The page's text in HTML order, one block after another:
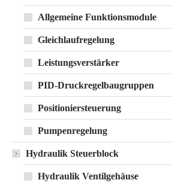
Allgemeine Funktionsmodule
Gleichlaufregelung
Leistungsverstärker
PID-Druckregelbaugruppen
Positioniersteuerung
Pumpenregelung
Hydraulik Steuerblock
Hydraulik Ventilgehäuse